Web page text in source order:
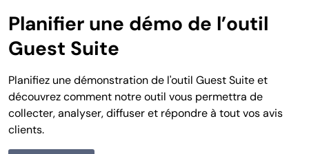
Planifier une démo de l’outil
Guest Suite
Planifiez une démonstration de l'outil Guest Suite et
découvrez comment notre outil vous permettra de
collecter, analyser, diffuser et répondre à tout vos avis
clients.